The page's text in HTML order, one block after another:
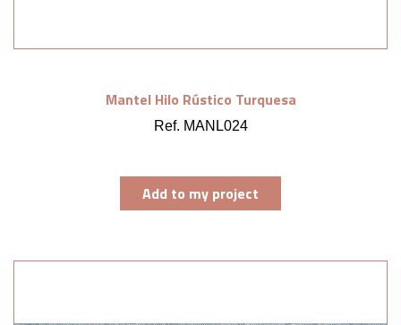
Mantel Hilo Rústico Turquesa
Ref. MANL024
Add to my project